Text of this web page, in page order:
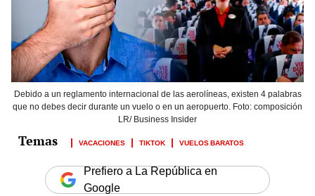
Debido a un reglamento internacional de las aerolíneas, existen 4 palabras
que no debes decir durante un vuelo o en un aeropuerto. Foto: composición
LR/ Business Insider
VACACIONES TIKTOK VUELOS BARATOS
Prefiero a La República en
Google